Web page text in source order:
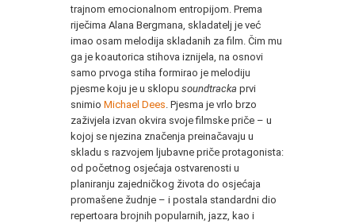
trajnom emocionalnom entropijom. Prema
riječima Alana Bergmana, skladatelj je već
imao osam melodija skladanih za film. Čim mu
ga je koautorica stihova iznijela, na osnovi
samo prvoga stiha formirao je melodiju
pjesme koju je u sklopu soundtracka prvi
snimio Michael Dees . Pjesma je vrlo brzo
zaživjela izvan okvira svoje filmske priče – u
kojoj se njezina značenja preinačavaju u
skladu s razvojem ljubavne priče protagonista:
od početnog osjećaja ostvarenosti u
planiranju zajedničkog života do osjećaja
promašene žudnje – i postala standardni dio
repertoara brojnih popularnih, jazz, kao i